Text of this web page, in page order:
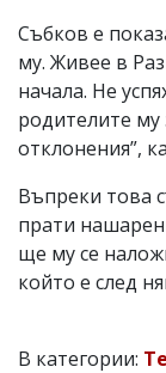
Събков е
му. Живее в
начала. Не
родителите му
отклонения”,
Въпреки това
прати
ще му се
който е след
В категории: